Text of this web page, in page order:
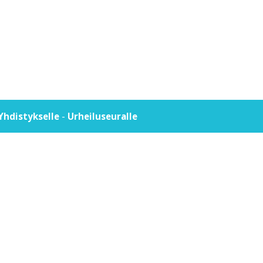
- Urheiluseuralle